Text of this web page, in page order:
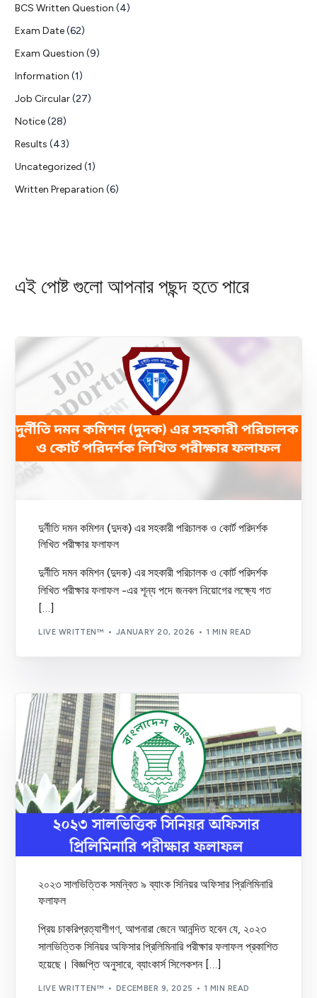
BCS Written Question (4)
Exam Date(62)
Exam Question (9)
Information (1)
Job Circular(27)
Notice(28)
Results (43)
Uncategorized (1)
Written Preparation (6)
এই পোষ্ট গুলো আপনার পছন্দ হতে পারে
দুর্নীতি দমন কমিশন (দুদক) এর সহকারী পরিচালক ও কোর্ট পরিদর্শক
লিখিত পরীক্ষার ফলাফল
দুর্নীতি দমন কমিশন (দুদক) এর সহকারী পরিচালক ও কোর্ট পরিদর্শক
লিখিত পরীক্ষার ফলাফল -এর শূন্য পদে জনবল নিয়োগের লক্ষ্যে গত
[…]
LIVE WRITTEN™ JANUARY 20, 2026 1 MIN READ
২০২৩ সালভিত্তিক সমন্বিত ৯ ব্যাংক সিনিয়র অফিসার প্রিলিমিনারি
ফলাফল
প্রিয় চাকরিপ্রত্যাশীগণ, আপনারা জেনে আনন্দিত হবেন যে, ২০২৩
সালভিত্তিক সিনিয়র অফিসার প্রিলিমিনারি পরীক্ষার ফলাফল প্রকাশিত
হয়েছে। বিজ্ঞপ্তি অনুসারে, ব্যাংকার্স সিলেকশন […]
LIVE WRITTEN™ DECEMBER 9, 2025 1 MIN READ